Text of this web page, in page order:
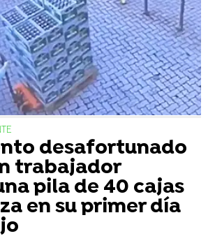
desafortunado
trabajador
pila de 40 cajas
en su primer día